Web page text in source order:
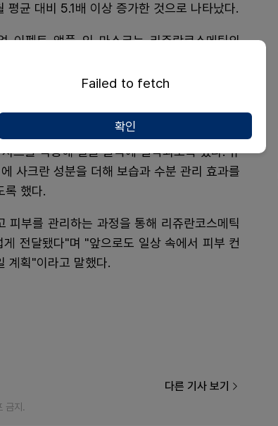
평균 대비 5.1배 이상 증가한 것으로 나타났다.
이펙트 앰플 인 마스크는 리쥬란코스메틱의
스크팩이다. 고순도 c-PDRN과 슬로우에이징 성
도움을 줄 수 있도록 설계됐다.
트를 적용해 얼굴 굴곡에 밀착되도록 했다. 유
사크란 성분을 더해 보습과 수분 관리 효과를
록 했다.
피부를 관리하는 과정을 통해 리쥬란코스메틱
전달됐다"며 "앞으로도 일상 속에서 피부 컨
계획"이라고 말했다.
다른 기사 보기
지.
Failed to fetch
확인